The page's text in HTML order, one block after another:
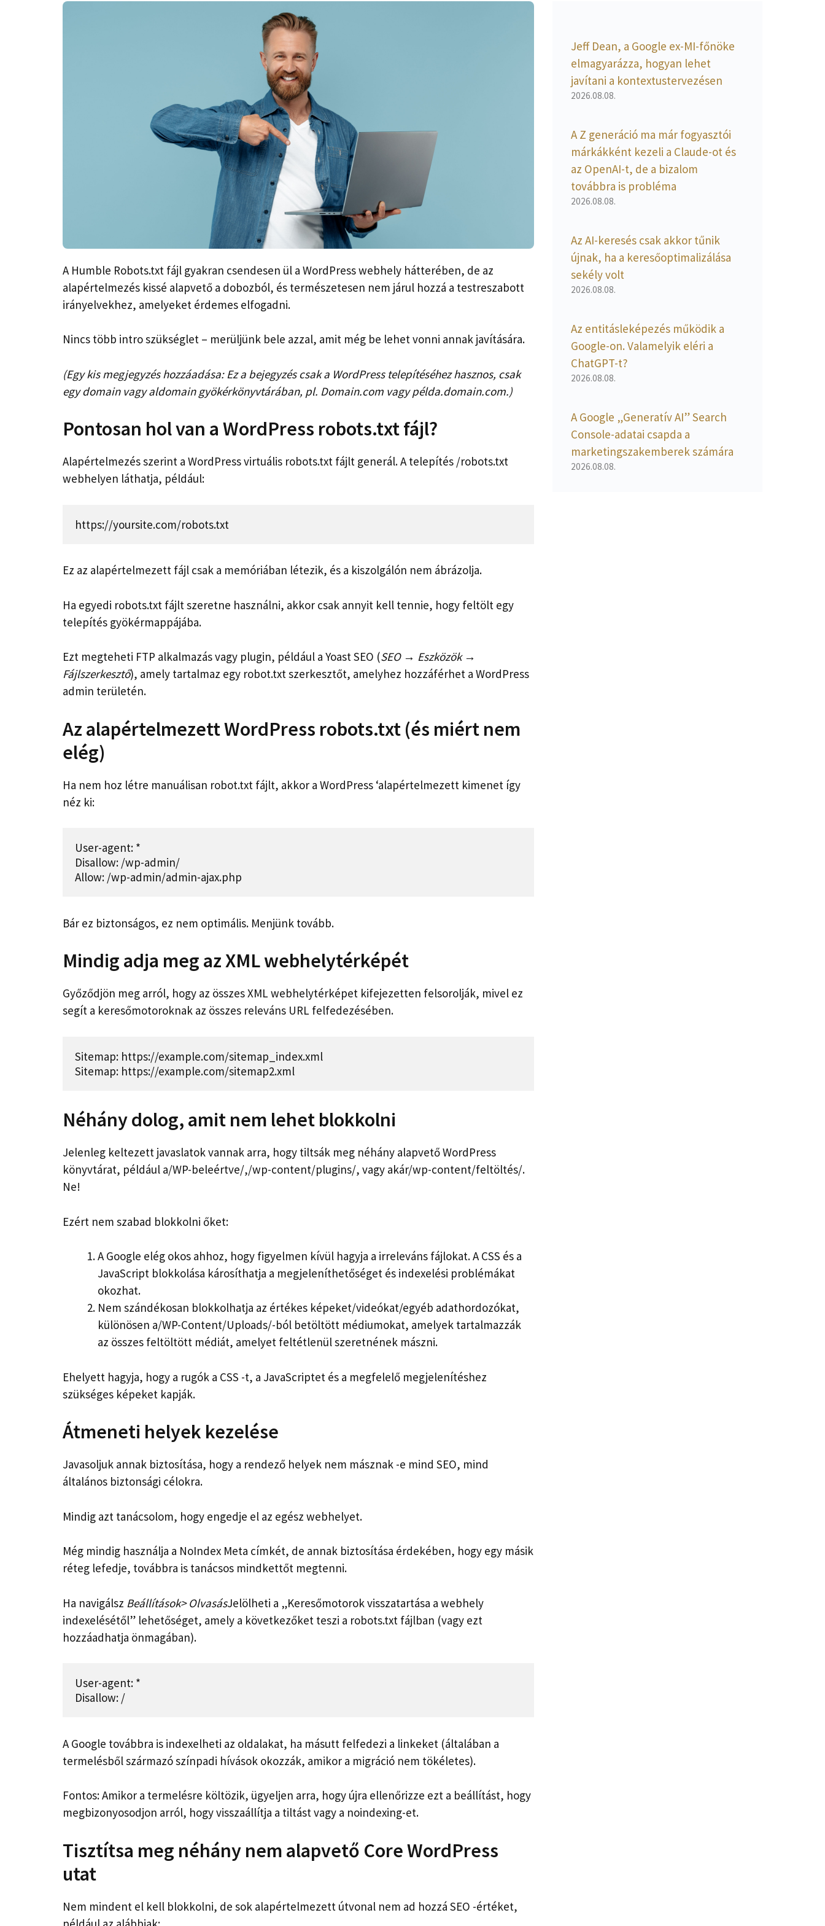
A Humble Robots.txt fájl gyakran csendesen ül a WordPress webhely hátterében, de az
alapértelmezés kissé alapvető a dobozból, és természetesen nem járul hozzá a testreszabott
irányelvekhez, amelyeket érdemes elfogadni.
Nincs több intro szükséglet – merüljünk bele azzal, amit még be lehet vonni annak javítására.
(Egy kis megjegyzés hozzáadása: Ez a bejegyzés csak a WordPress telepítéséhez hasznos, csak
egy domain vagy aldomain gyökérkönyvtárában, pl. Domain.com vagy példa.domain.com.)
Pontosan hol van a WordPress robots.txt fájl?
Alapértelmezés szerint a WordPress virtuális robots.txt fájlt generál. A telepítés /robots.txt
webhelyen láthatja, például:
https://yoursite.com/robots.txt
Ez az alapértelmezett fájl csak a memóriában létezik, és a kiszolgálón nem ábrázolja.
Ha egyedi robots.txt fájlt szeretne használni, akkor csak annyit kell tennie, hogy feltölt egy
telepítés gyökérmappájába.
Ezt megteheti FTP alkalmazás vagy plugin, például a Yoast SEO (SEO → Eszközök →
Fájlszerkesztő), amely tartalmaz egy robot.txt szerkesztőt, amelyhez hozzáférhet a WordPress
admin területén.
Az alapértelmezett WordPress robots.txt (és miért nem
elég)
Ha nem hoz létre manuálisan robot.txt fájlt, akkor a WordPress ‘alapértelmezett kimenet így
néz ki:
User-agent: *
Disallow: /wp-admin/
Allow: /wp-admin/admin-ajax.php
Bár ez biztonságos, ez nem optimális. Menjünk tovább.
Mindig adja meg az XML webhelytérképét
Győződjön meg arról, hogy az összes XML webhelytérképet kifejezetten felsorolják, mivel ez
segít a keresőmotoroknak az összes releváns URL felfedezésében.
Sitemap: https://example.com/sitemap_index.xml
Sitemap: https://example.com/sitemap2.xml
Néhány dolog, amit nem lehet blokkolni
Jelenleg keltezett javaslatok vannak arra, hogy tiltsák meg néhány alapvető WordPress
könyvtárat, például a/WP-beleértve/,/wp-content/plugins/, vagy akár/wp-content/feltöltés/.
Ne!
Ezért nem szabad blokkolni őket:
A Google elég okos ahhoz, hogy figyelmen kívül hagyja a irreleváns fájlokat. A CSS és a
JavaScript blokkolása károsíthatja a megjeleníthetőséget és indexelési problémákat
okozhat.
Nem szándékosan blokkolhatja az értékes képeket/videókat/egyéb adathordozókat,
különösen a/WP-Content/Uploads/-ból betöltött médiumokat, amelyek tartalmazzák
az összes feltöltött médiát, amelyet feltétlenül szeretnének mászni.
Ehelyett hagyja, hogy a rugók a CSS -t, a JavaScriptet és a megfelelő megjelenítéshez
szükséges képeket kapják.
Átmeneti helyek kezelése
Javasoljuk annak biztosítása, hogy a rendező helyek nem másznak -e mind SEO, mind
általános biztonsági célokra.
Mindig azt tanácsolom, hogy engedje el az egész webhelyet.
Még mindig használja a NoIndex Meta címkét, de annak biztosítása érdekében, hogy egy másik
réteg lefedje, továbbra is tanácsos mindkettőt megtenni.
Ha navigálsz Beállítások> OlvasásJelölheti a „Keresőmotorok visszatartása a webhely
indexelésétől” lehetőséget, amely a következőket teszi a robots.txt fájlban (vagy ezt
hozzáadhatja önmagában).
User-agent: *
Disallow: /
A Google továbbra is indexelheti az oldalakat, ha másutt felfedezi a linkeket (általában a
termelésből származó színpadi hívások okozzák, amikor a migráció nem tökéletes).
Fontos: Amikor a termelésre költözik, ügyeljen arra, hogy újra ellenőrizze ezt a beállítást, hogy
megbizonyosodjon arról, hogy visszaállítja a tiltást vagy a noindexing-et.
Tisztítsa meg néhány nem alapvető Core WordPress
utat
Nem mindent el kell blokkolni, de sok alapértelmezett útvonal nem ad hozzá SEO -értéket,
Jeff Dean, a Google ex-MI-főnöke
elmagyarázza, hogyan lehet
javítani a kontextustervezésen
2026.08.08.
A Z generáció ma már fogyasztói
márkákként kezeli a Claude-ot és
az OpenAI-t, de a bizalom
továbbra is probléma
2026.08.08.
Az AI-keresés csak akkor tűnik
újnak, ha a keresőoptimalizálása
sekély volt
2026.08.08.
Az entitásleképezés működik a
Google-on. Valamelyik eléri a
ChatGPT-t?
2026.08.08.
A Google „Generatív AI” Search
Console-adatai csapda a
marketingszakemberek számára
2026.08.08.